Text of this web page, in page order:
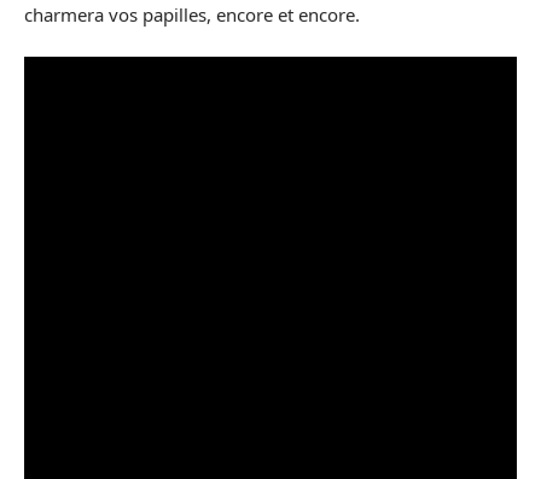
charmera vos papilles, encore et encore.